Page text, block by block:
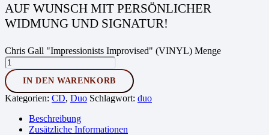
AUF WUNSCH MIT PERSÖNLICHER
WIDMUNG UND SIGNATUR!
Chris Gall "Impressionists Improvised" (VINYL) Menge
IN DEN WARENKORB
Kategorien: CD, Duo Schlagwort: duo
Beschreibung
Zusätzliche Informationen